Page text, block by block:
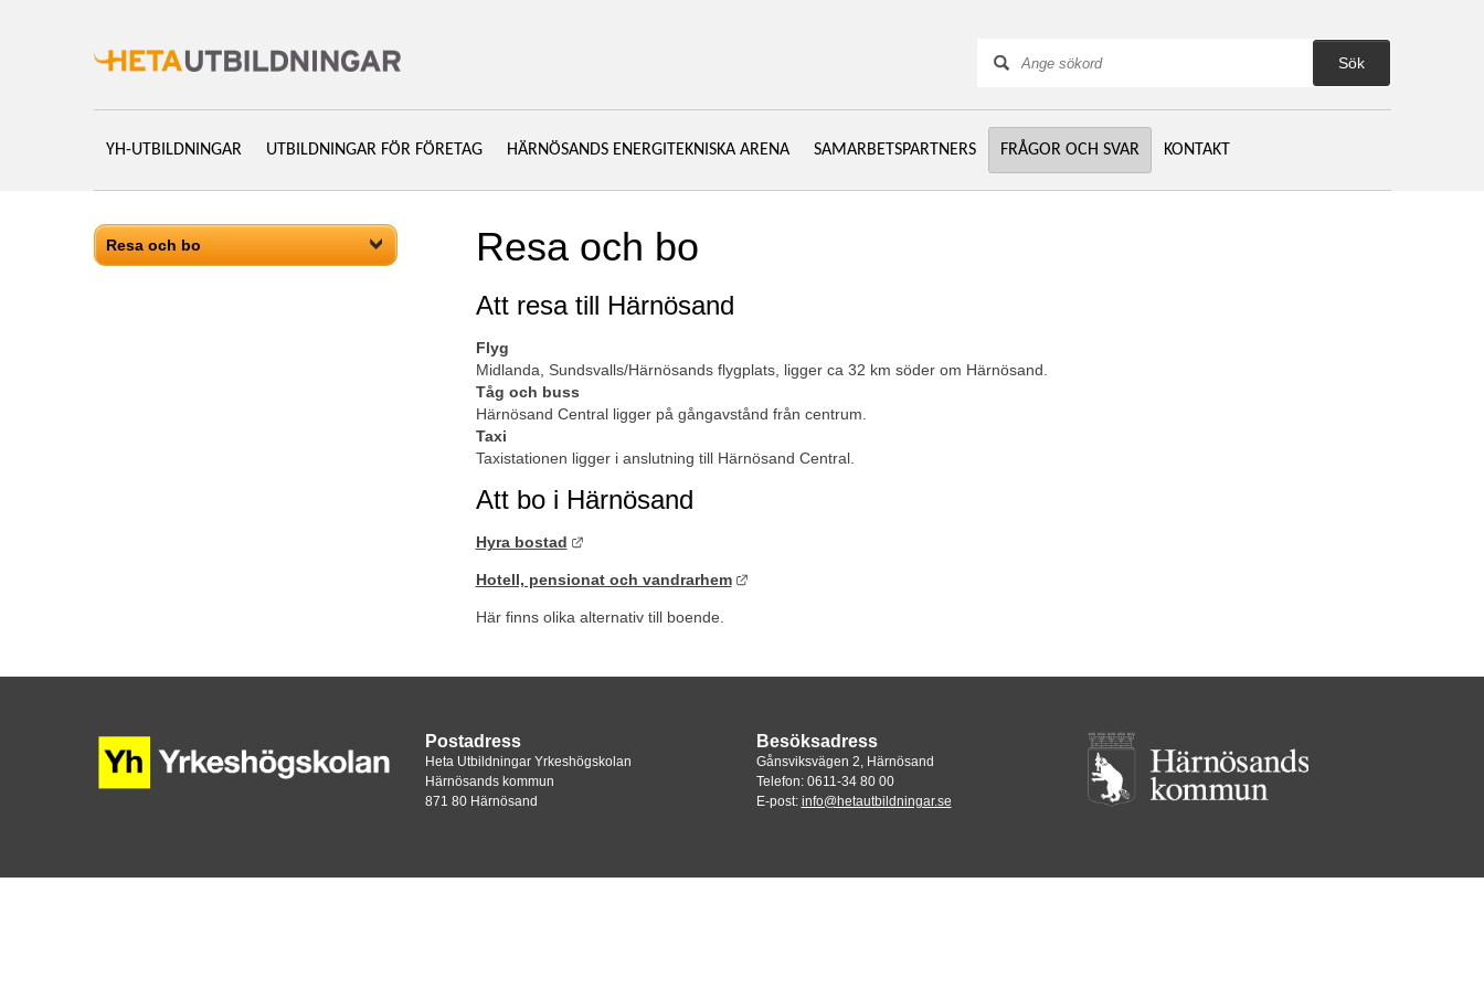
YH-UTBILDNINGAR UTBILDNINGAR FÖR FÖRETAG HÄRNÖSANDS ENERGITEKNISKA ARENA SAMARBETSPARTNERS FRÅGOR OCH SVAR KONTAKT
Resa och bo
Att resa till Härnösand
Flyg
Midlanda, Sundsvalls/Härnösands flygplats, ligger ca 32 km söder om Härnösand.
Tåg och buss
Härnösand Central ligger på gångavstånd från centrum.
Taxi
Taxistationen ligger i anslutning till Härnösand Central.
Att bo i Härnösand
Hyra bostad
Hotell, pensionat och vandrarhem
Här finns olika alternativ till boende.
Resa och bo
Postadress
Heta Utbildningar Yrkeshögskolan
Härnösands kommun
871 80 Härnösand
Besöksadress
Gånsviksvägen 2, Härnösand
Telefon: 0611-34 80 00
E-post: info@hetautbildningar.se